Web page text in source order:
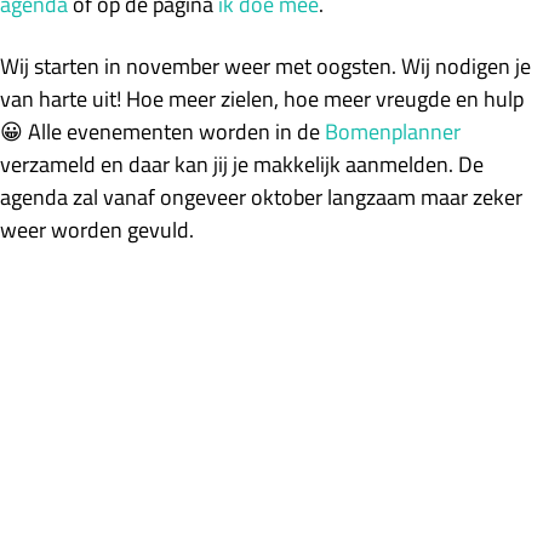
Wij starten in november weer met oogsten. Wij nodigen je
van harte uit! Hoe meer zielen, hoe meer vreugde en hulp
😀 Alle evenementen worden in deBomenplanner
verzameld en daar kan jij je makkelijk aanmelden. De
agenda zal vanaf ongeveer oktober langzaam maar zeker
weer worden gevuld.